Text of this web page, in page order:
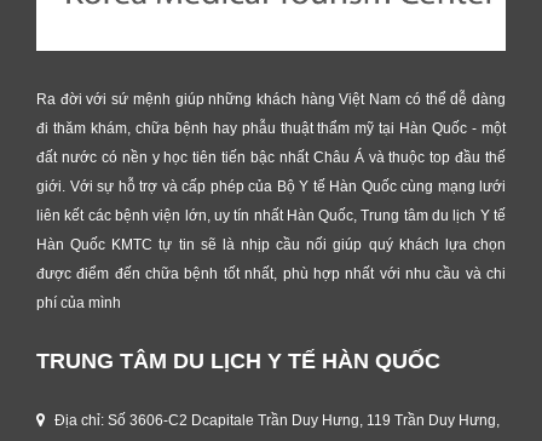
Ra đời với sứ mệnh giúp những khách hàng Việt Nam có thể dễ dàng
đi thăm khám, chữa bệnh hay phẫu thuật thẩm mỹ tại Hàn Quốc - một
đất nước có nền y học tiên tiến bậc nhất Châu Á và thuộc top đầu thế
giới. Với sự hỗ trợ và cấp phép của Bộ Y tế Hàn Quốc cùng mạng lưới
liên kết các bệnh viện lớn, uy tín nhất Hàn Quốc, Trung tâm du lịch Y tế
Hàn Quốc KMTC tự tin sẽ là nhịp cầu nối giúp quý khách lựa chọn
được điểm đến chữa bệnh tốt nhất, phù hợp nhất với nhu cầu và chi
phí của mình
TRUNG TÂM DU LỊCH Y TẾ HÀN QUỐC
Địa chỉ: Số 3606-C2 Dcapitale Trần Duy Hưng, 119 Trần Duy Hưng,